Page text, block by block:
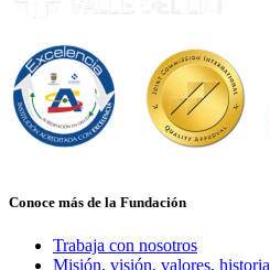
Conoce más de la Fundación
Trabaja con nosotros
Misión, visión, valores, historia